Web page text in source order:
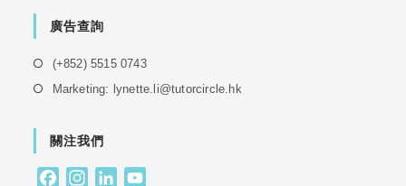
new
廣告查詢
(+852) 5515 0743Opens
Marketing: lynette.li@tutorcircle.hkOpens
關注我們